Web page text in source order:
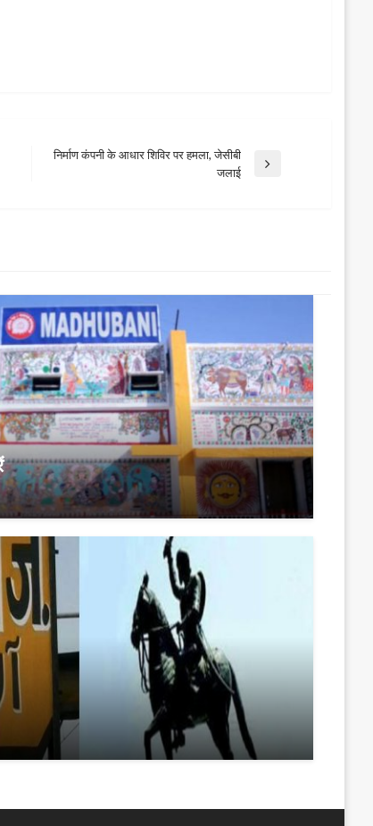
निर्माण कंपनी के आधार शिविर पर हमला, जेसीबी
जलाई